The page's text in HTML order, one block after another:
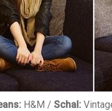
H&M / Schal: